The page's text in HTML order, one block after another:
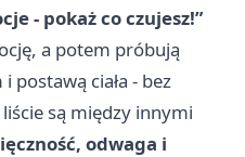
- pokaż co czujesz!”
a potem próbują
postawą ciała - bez
są między innymi
odwaga i